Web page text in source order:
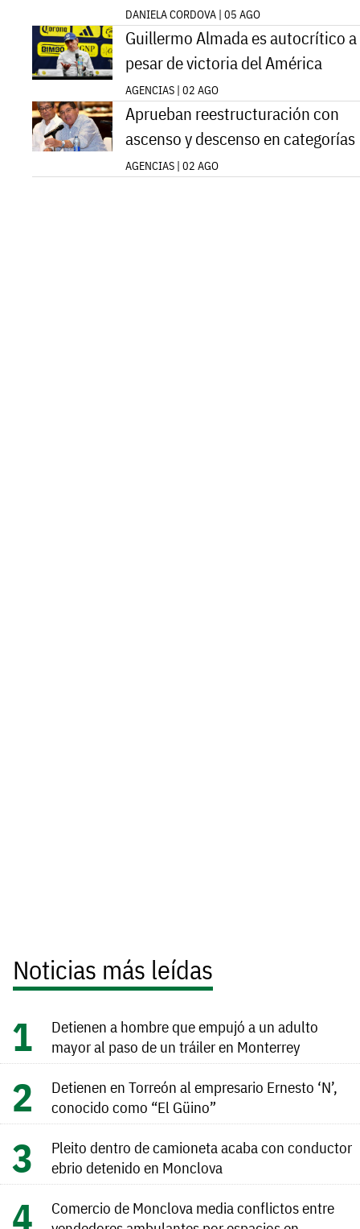
DANIELA CORDOVA | 05 AGO
Guillermo Almada es autocrítico a
pesar de victoria del América
AGENCIAS | 02 AGO
Aprueban reestructuración con
ascenso y descenso en categorías
AGENCIAS | 02 AGO
Noticias más leídas
Detienen a hombre que empujó a un adulto
mayor al paso de un tráiler en Monterrey
Detienen en Torreón al empresario Ernesto ‘N’,
conocido como “El Güino”
Pleito dentro de camioneta acaba con conductor
ebrio detenido en Monclova
Comercio de Monclova media conflictos entre